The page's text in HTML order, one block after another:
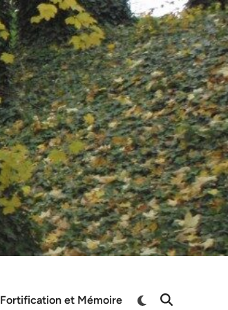
Fortification et Mémoire
Switch
Open